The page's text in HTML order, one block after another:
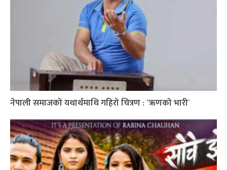
नेपाली समाजको यथार्थमाथि गहिरो चित्रण : ´ऋणको भारी`